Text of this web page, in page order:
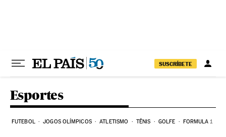
SUSCRÍBETE
Esportes
FUTEBOL JOGOS OLÍMPICOS ATLETISMO TÊNIS GOLFE FORMULA 1